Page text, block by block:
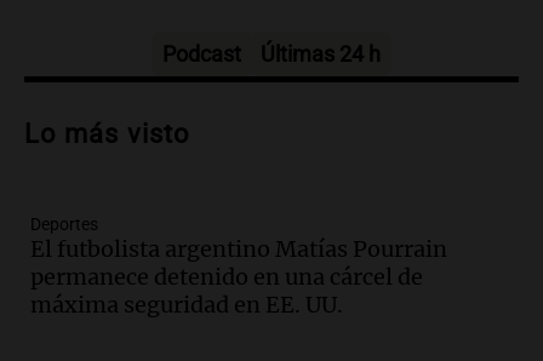
hablaron de su obra en Cadena 3
Audio.
recuerdo del paso de Juan Pablo II: "Te
traspasaba con la mirada"
Amamos los Domingos
Podcast Últimas 24 h
Lo más visto
Deportes
El futbolista argentino Matías Pourrain
permanece detenido en una cárcel de
máxima seguridad en EE. UU.